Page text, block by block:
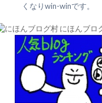
くなりwin-winです。